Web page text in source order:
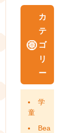
カ
テ
ゴ
リ
ー
学
童
Bea